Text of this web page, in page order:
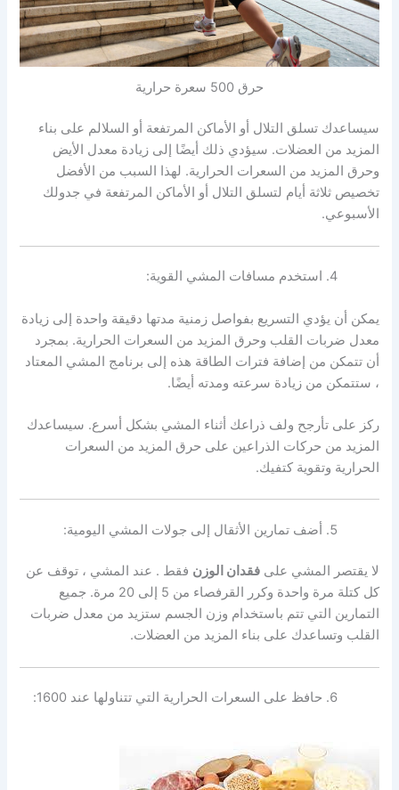
حرق 500 سعرة حرارية
سيساعدك تسلق التلال أو الأماكن المرتفعة أو السلالم على بناء
المزيد من العضلات. سيؤدي ذلك أيضًا إلى زيادة معدل الأيض
وحرق المزيد من السعرات الحرارية. لهذا السبب من الأفضل
تخصيص ثلاثة أيام لتسلق التلال أو الأماكن المرتفعة في جدولك
الأسبوعي.
استخدم مسافات المشي القوية:
يمكن أن يؤدي التسريع بفواصل زمنية مدتها دقيقة واحدة إلى زيادة
معدل ضربات القلب وحرق المزيد من السعرات الحرارية. بمجرد
أن تتمكن من إضافة فترات الطاقة هذه إلى برنامج المشي المعتاد
، ستتمكن من زيادة سرعته ومدته أيضًا.
ركز على تأرجح ولف ذراعك أثناء المشي بشكل أسرع. سيساعدك
المزيد من حركات الذراعين على حرق المزيد من السعرات
الحرارية وتقوية كتفيك.
أضف تمارين الأثقال إلى جولات المشي اليومية:
لا يقتصر المشي علىفقدان الوزن فقط . عند المشي ، توقف عن
كل كتلة مرة واحدة وكرر القرفصاء من 5 إلى 20 مرة. جميع
التمارين التي تتم باستخدام وزن الجسم ستزيد من معدل ضربات
القلب وتساعدك على بناء المزيد من العضلات.
حافظ على السعرات الحرارية التي تتناولها عند 1600: